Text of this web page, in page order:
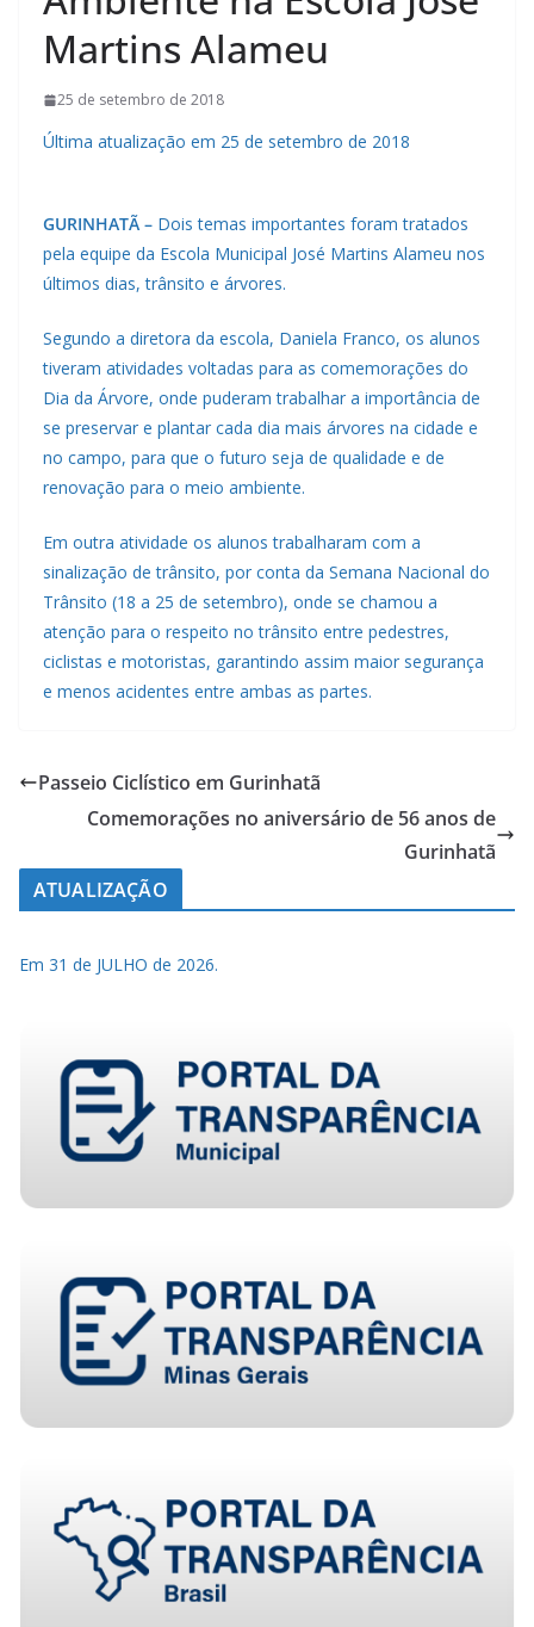
Martins Alameu
25 de setembro de 2018
Última atualização em 25 de setembro de 2018
GURINHATÃ – Dois temas importantes foram tratados
pela equipe da Escola Municipal José Martins Alameu nos
últimos dias, trânsito e árvores.
Segundo a diretora da escola, Daniela Franco, os alunos
tiveram atividades voltadas para as comemorações do
Dia da Árvore, onde puderam trabalhar a importância de
se preservar e plantar cada dia mais árvores na cidade e
no campo, para que o futuro seja de qualidade e de
renovação para o meio ambiente.
Em outra atividade os alunos trabalharam com a
sinalização de trânsito, por conta da Semana Nacional do
Trânsito (18 a 25 de setembro), onde se chamou a
atenção para o respeito no trânsito entre pedestres,
ciclistas e motoristas, garantindo assim maior segurança
e menos acidentes entre ambas as partes.
Passeio Ciclístico em Gurinhatã
Comemorações no aniversário de 56 anos de
Gurinhatã
ATUALIZAÇÃO
Em 31 de JULHO de 2026.